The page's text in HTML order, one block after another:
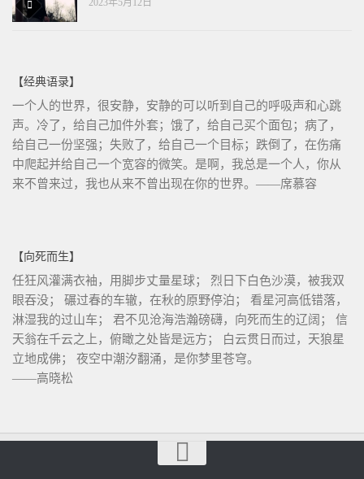
2023年5月12日
【经典语录】
一个人的世界，很安静，安静的可以听到自己的呼吸声和心跳
声。冷了，给自己加件外套；饿了，给自己买个面包；病了，
给自己一份坚强；失败了，给自己一个目标；跌倒了，在伤痛
中爬起并给自己一个宽容的微笑。是啊，我总是一个人，你从
来不曾来过，我也从来不曾出现在你的世界。——席慕容
【向死而生】
任狂风灌满衣袖，用脚步丈量星球； 烈日下白色沙漠，被我双
眼吞没； 碾过春的车辙，在秋的原野停泊； 看星河高低错落，
淋湿我的过山车； 君不见沧海浩瀚磅礴，向死而生的辽阔； 信
天翁在千云之上，俯瞰之处皆是远方； 白云贯日而过，天狼星
立地成佛； 夜空中潮汐翻涌，是你梦里苍穹。
——高晓松